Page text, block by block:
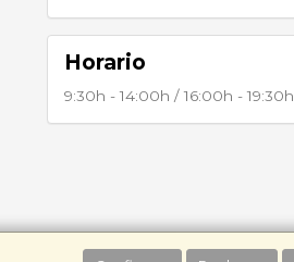
Horario
9:30h - 14:00h / 16:00h - 19:30h